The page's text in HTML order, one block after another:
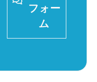
フォー
ム